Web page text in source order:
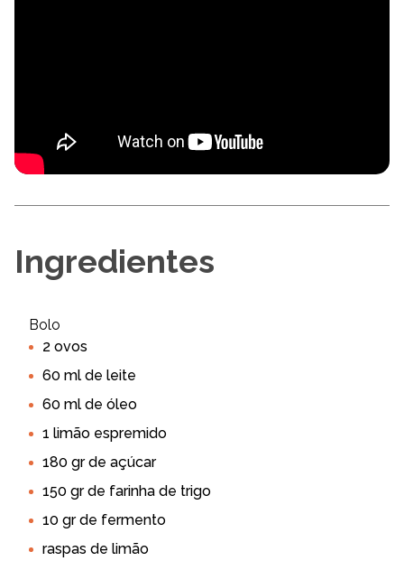
Ingredientes
Bolo
2 ovos
60 ml de leite
60 ml de óleo
1 limão espremido
180 gr de açúcar
150 gr de farinha de trigo
10 gr de fermento
raspas de limão